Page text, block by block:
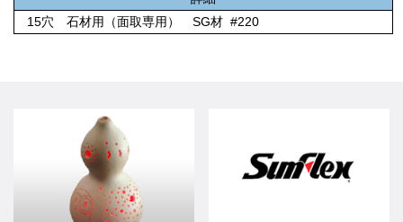
15穴 石材用（面取専用） SG材 #220